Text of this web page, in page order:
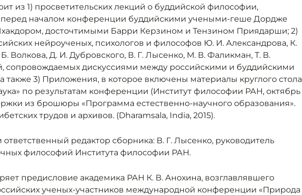
из 1) просветительских лекций о буддийской философии,
началом конференции буддийскими учеными-геше Дордже
досточтимыми Барри Керзином и Тензином Приядарши; 2)
нейроученых, психологов и философов Ю. И. Александрова, К.
Волкова, Д. И. Дубровского, В. Г. Лысенко, М. В. Фаликман, Т. В.
сопровождаемых дискуссиями между российскими и буддийскими
также 3) Приложения, в которое включены материалы круглого стола
по результатам конференции (Институт философии РАН, октябрь
из брошюры «Программа естественно-научного образования».
трудов и архивов. (Dharamsala, India, 2015).
ответственный редактор сборника: В. Г. Лысенко, руководитель
философий Института философии РАН.
предисловие академика РАН К. В. Анохина, возглавлявшего
ученых-участников международной конференции «Природа